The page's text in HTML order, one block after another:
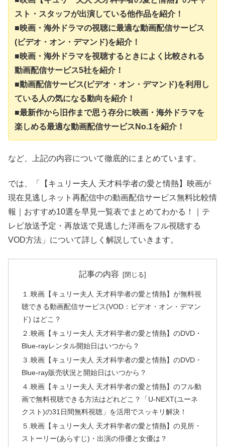
スト・スタッフが出演している他作品を紹介！
■映画・海外ドラマの視聴に最適な動画配信サービス
(ビデオ・オン・デマンド)を紹介！
■映画・海外ドラマを視聴するときによく比較される
動画配信サービス5社を紹介！
■動画配信サービス(ビデオ・オン・デマンド)を利用し
ている人の気になる動向を紹介！
■最新作から旧作まで思う存分に映画・海外ドラマを
楽しめる最適な動画配信サービスNo.1を紹介！
など、上記の内容について徹底的にまとめています。
では、「【キュリー夫人 天才科学者の愛と情熱】映画が
現在見逃しネット再配信中の動画配信サービス無料比較情
報｜おすすめ10選を早見一覧表でまとめてわかる！｜テ
レビ放送予定・再放送で見逃した洋画をフル視聴する
VOD方法」について詳しく解説していきます。
記事の内容
１.映画【キュリー夫人 天才科学者の愛と情熱】が無料視
聴できる動画配信サービス(VOD：ビデオ・オン・デマン
ド) はどこ？
２.映画【キュリー夫人 天才科学者の愛と情熱】のDVD・
Blue-rayレンタル開始日はいつから？
３.映画【キュリー夫人 天才科学者の愛と情熱】のDVD・
Blue-ray販売状況と開始日はいつから？
４.映画【キュリー夫人 天才科学者の愛と情熱】のフル動
画で無料視聴できる方法はどれどこ？「U-NEXT(ユーネ
クスト)の31日間無料視聴」を活用でスッキリ解決！
５.映画【キュリー夫人 天才科学者の愛と情熱】の見所・
ストーリー(あらすじ)・出演の俳優と女優は？